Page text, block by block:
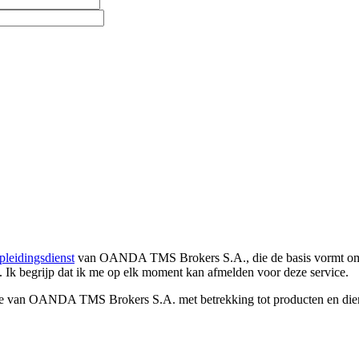
van OANDA TMS Brokers S.A., die de basis vormt
Ik begrijp dat ik me op elk moment kan afmelden voor deze service.
OANDA TMS Brokers S.A. met betrekking tot producten en